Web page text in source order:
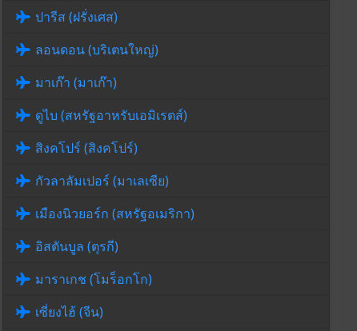
ปารีส (ฝรั่งเศส)
ลอนดอน (บริเตนใหญ่)
มาเก๊า (มาเก๊า)
ดูไบ (สหรัฐอาหรับเอมิเรตส์)
สิงคโปร์ (สิงคโปร์)
กัวลาลัมเปอร์ (มาเลเซีย)
เมืองนิวยอร์ก (สหรัฐอเมริกา)
อิสตันบูล (ตุรกี)
มาราเกช (โมร็อกโก)
เซี่ยงไฮ้ (จีน)